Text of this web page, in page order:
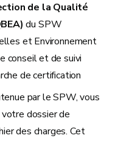
de la Qualité
du SPW
et Environnement
conseil et de suivi
de certification
par le SPW, vous
dossier de
des charges. Cet